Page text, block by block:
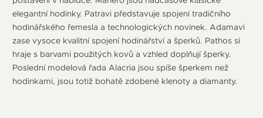
elegantní hodinky. Patravi představuje spojení tradičního
hodinářského řemesla a technologických novinek. Adamavi
zase vysoce kvalitní spojení hodinářství a šperků. Pathos si
hraje s barvami použitých kovů a vzhled doplňují šperky.
Poslední modelová řada Alacria jsou spíše šperkem než
hodinkami, jsou totiž bohatě zdobené klenoty a diamanty.